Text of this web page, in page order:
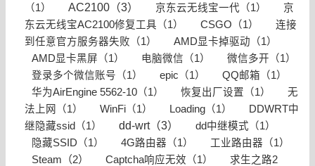
（1）
AC2100（3） 京东云无线宝一代（1）
京
东云无线宝AC2100修复工具（1）
CSGO（1）
连接
到任意官方服务器失败（1）
AMD显卡掉驱动（1）
AMD显卡黑屏（1）
电脑微信（1）
微信多开（1）
登录多个微信账号（1）
epic（1）
QQ邮箱（1）
华为AirEngine 5562-10（1）
恢复出厂设置（1）
无
法上网（1）
WinFi（1） Loading（1）
DDWRT中
继隐藏ssid（1）
dd-wrt（3）
dd中继模式（1）
隐藏SSID（1）
4G路由器（1） 工业路由器（1）
Steam（2） Captcha响应无效（1）
求生之路2